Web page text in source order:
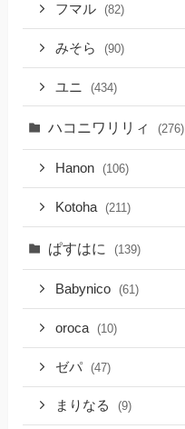
フマル (82)
みそら (90)
ユニ (434)
ハコニワリリィ (276)
Hanon (106)
Kotoha (211)
ぱすはに (139)
Babynico (61)
oroca (10)
ゼパ (47)
まりなる (9)